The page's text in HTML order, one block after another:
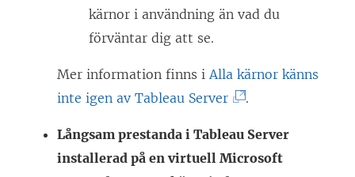
ö
kärnor i användning än vad du
förväntar dig att se.
Mer information finns iAlla kärnor känns
inte igen av Tableau Server(
.
Långsam prestanda i Tableau Server
installerad på en virtuell Microsoft